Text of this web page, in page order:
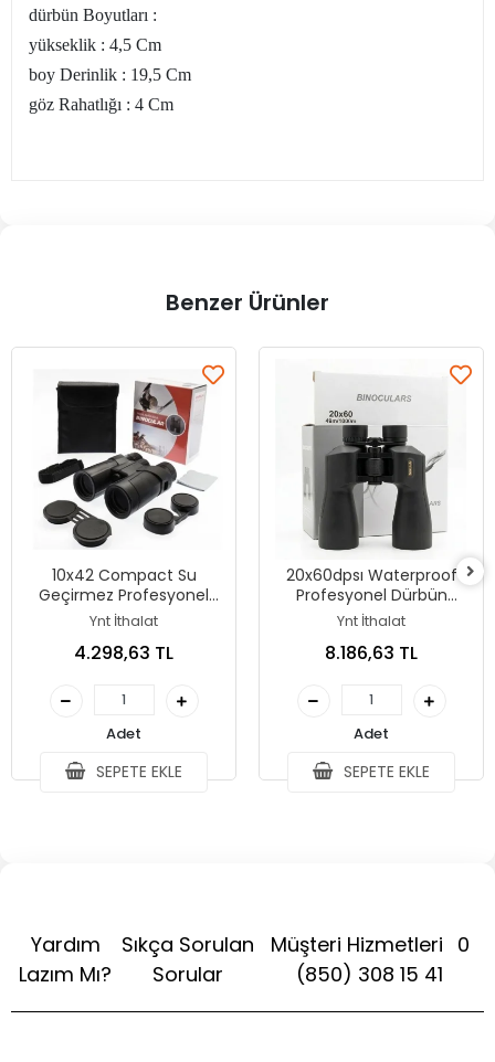
dürbün Boyutları :
yükseklik : 4,5 Cm
boy Derinlik : 19,5 Cm
göz Rahatlığı : 4 Cm
Benzer Ürünler
10x42 Compact Su
Geçirmez Profesyonel
Dürbün
Ynt İthalat
4.298,63 TL
Adet
SEPETE EKLE
20x60dpsı Waterproof
Profesyonel Dürbün
1000m/49m
Ynt İthalat
8.186,63 TL
Adet
SEPETE EKLE
Yardım
Lazım Mı?
Sıkça Sorulan
Sorular
Müşteri Hizmetleri 0
(850) 308 15 41